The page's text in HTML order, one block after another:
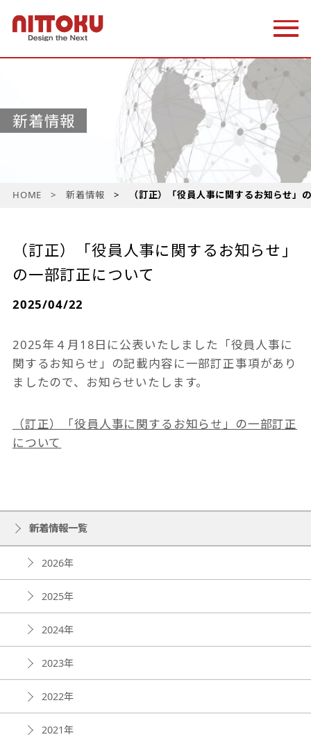
新着情報
HOME 新着情報 （訂正）「役員人事に関するお知らせ」
（訂正）「役員人事に関するお知らせ」
の一部訂正について
2025/04/22
2025年４月18日に公表いたしました「役員人事に
関するお知らせ」の記載内容に一部訂正事項があり
ましたので、お知らせいたします。
（訂正）「役員人事に関するお知らせ」の一部訂正
について
新着情報一覧
2026年
2025年
2024年
2023年
2022年
2021年